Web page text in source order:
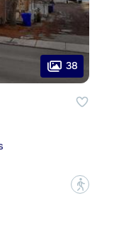
38
?